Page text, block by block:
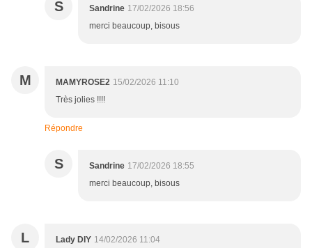
S Sandrine 17/02/2026 18:56
merci beaucoup, bisous
M MAMYROSE2 15/02/2026 11:10
Très jolies !!!!
Répondre
S Sandrine 17/02/2026 18:55
merci beaucoup, bisous
L Lady DIY 14/02/2026 11:04